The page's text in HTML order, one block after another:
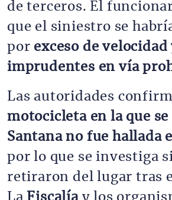
de terceros. El
que el siniestro se
por exceso de
imprudentes en vía
Las autoridades
motocicleta en la que
Santana no fue hallada
por lo que se investiga
retiraron del lugar tras
La Fiscalíay los